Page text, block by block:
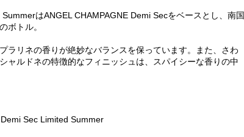
はANGEL CHAMPAGNE Demi Secをベースとし、南国
ボトル。
ラリネの香りが絶妙なバランスを保っています。また、さわ
ャルドネの特徴的なフィニッシュは、スパイシーな香りの中
Sec Limited Summer